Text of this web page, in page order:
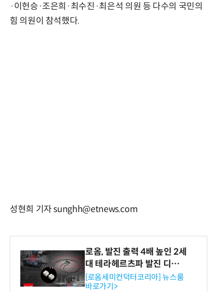
·이헌승·조은희·최수진·최은석 의원 등 다수의 국민의
힘 의원이 참석했다.
성현희 기자 sunghh@etnews.com
로옴, 발진 출력 4배 높인 2세
대 테라헤르츠파 발진 디바이
스 개발
[로옴세미컨덕터코리아] 뉴스룸
바로가기>